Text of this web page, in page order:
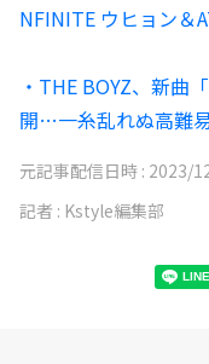
NFINITE ウヒョン＆
・THE BOYZ、新曲
開…一糸乱れぬ高難
元記事配信日時 : 2023/
記者 : Kstyle編集部